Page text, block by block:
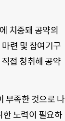
치중돼 공약의
련 및 참여기구
접 청취해 공약
부족한 것으로 나
한 노력이 필요하